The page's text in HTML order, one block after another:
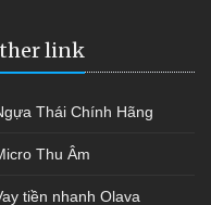
link
Thái Chính Hãng
Thu Âm
tiền nhanh Olava